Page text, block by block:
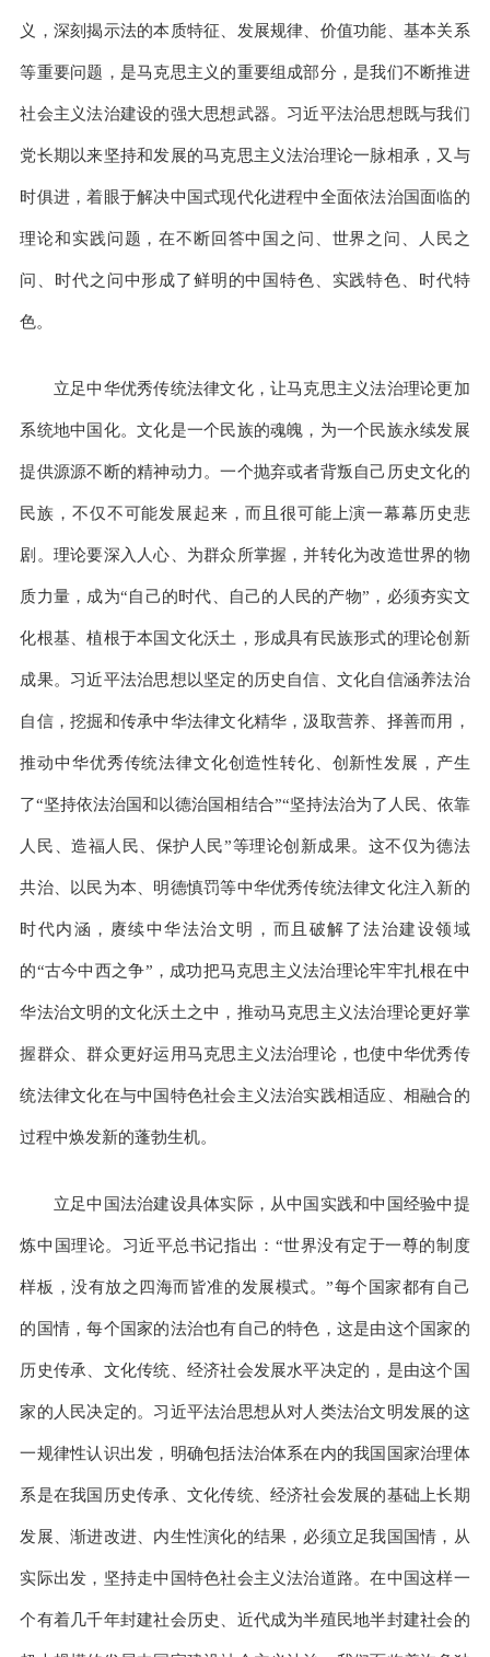
义，深刻揭示法的本质特征、发展规律、价值功能、基本关系
等重要问题，是马克思主义的重要组成部分，是我们不断推进
社会主义法治建设的强大思想武器。习近平法治思想既与我们
党长期以来坚持和发展的马克思主义法治理论一脉相承，又与
时俱进，着眼于解决中国式现代化进程中全面依法治国面临的
理论和实践问题，在不断回答中国之问、世界之问、人民之
问、时代之问中形成了鲜明的中国特色、实践特色、时代特
色。
立足中华优秀传统法律文化，让马克思主义法治理论更加
系统地中国化。文化是一个民族的魂魄，为一个民族永续发展
提供源源不断的精神动力。一个抛弃或者背叛自己历史文化的
民族，不仅不可能发展起来，而且很可能上演一幕幕历史悲
剧。理论要深入人心、为群众所掌握，并转化为改造世界的物
质力量，成为“自己的时代、自己的人民的产物”，必须夯实文
化根基、植根于本国文化沃土，形成具有民族形式的理论创新
成果。习近平法治思想以坚定的历史自信、文化自信涵养法治
自信，挖掘和传承中华法律文化精华，汲取营养、择善而用，
推动中华优秀传统法律文化创造性转化、创新性发展，产生
了“坚持依法治国和以德治国相结合”“坚持法治为了人民、依靠
人民、造福人民、保护人民”等理论创新成果。这不仅为德法
共治、以民为本、明德慎罚等中华优秀传统法律文化注入新的
时代内涵，赓续中华法治文明，而且破解了法治建设领域
的“古今中西之争”，成功把马克思主义法治理论牢牢扎根在中
华法治文明的文化沃土之中，推动马克思主义法治理论更好掌
握群众、群众更好运用马克思主义法治理论，也使中华优秀传
统法律文化在与中国特色社会主义法治实践相适应、相融合的
过程中焕发新的蓬勃生机。
立足中国法治建设具体实际，从中国实践和中国经验中提
炼中国理论。习近平总书记指出：“世界没有定于一尊的制度
样板，没有放之四海而皆准的发展模式。”每个国家都有自己
的国情，每个国家的法治也有自己的特色，这是由这个国家的
历史传承、文化传统、经济社会发展水平决定的，是由这个国
家的人民决定的。习近平法治思想从对人类法治文明发展的这
一规律性认识出发，明确包括法治体系在内的我国国家治理体
系是在我国历史传承、文化传统、经济社会发展的基础上长期
发展、渐进改进、内生性演化的结果，必须立足我国国情，从
实际出发，坚持走中国特色社会主义法治道路。在中国这样一
个有着几千年封建社会历史、近代成为半殖民地半封建社会的